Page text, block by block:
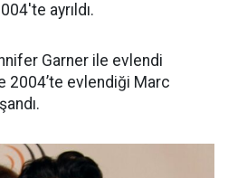
ayrıldı.
Garner ile evlendi
2004’te evlendiği Marc